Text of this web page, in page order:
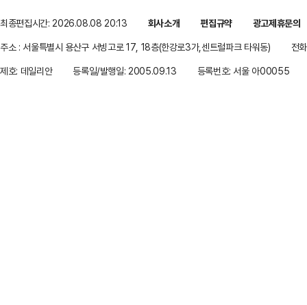
최종편집시간: 2026.08.08 20:13 회사소개 편집규약
광고제휴문의
주소 : 서울특별시 용산구 서빙고로 17, 18층(한강로3가,센트럴파크 타워동)
전
제호: 데일리안
등록일/발행일: 2005.09.13 등록번호: 서울 아00055